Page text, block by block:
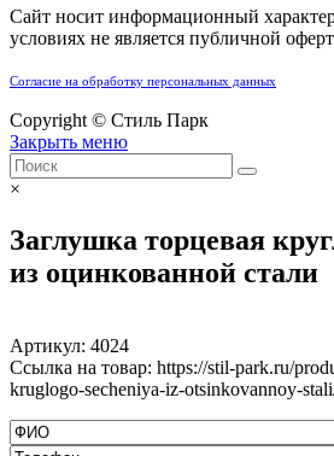
Сайт носит информационный
условиях не является публичной
Согласие на обработку персональных данных
Copyright © Стиль Парк
Закрыть меню
×
Заглушка торцевая
из оцинкованной стали
Артикул: 4024
Ссылка на товар: https://stil-park.ru/
kruglogo-secheniya-iz-otsinkovannoy-